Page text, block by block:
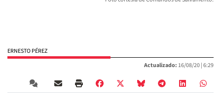
ERNESTO PÉREZ
Actualizado: 16/08/20 |6:29